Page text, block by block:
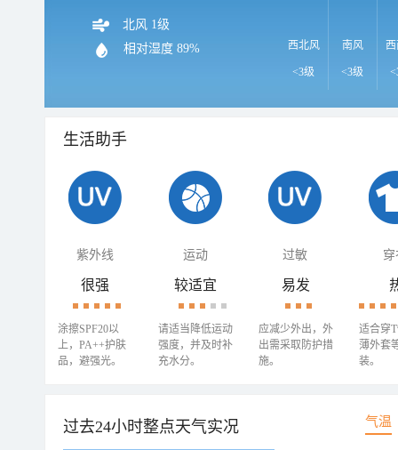
北风 1级
相对湿度 89% 西北风
<3级
南风
<3级
生活助手
紫外线 运动 过敏 穿
很强
涂擦SPF20以
上，PA++护肤
品，避强光。
较适宜
请适当降低运动
强度，并及时补
充水分。
易发
应减少外出，外
出需采取防护措
施。
适合穿
薄外套
装。
过去24小时整点天气实况 气温